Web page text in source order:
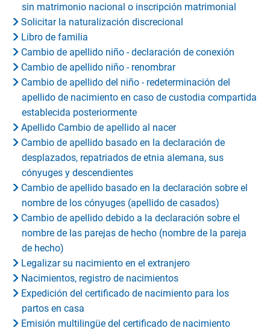
sin matrimonio nacional o inscripción matrimonial
Solicitar la naturalización discrecional
Libro de familia
Cambio de apellido niño - declaración de conexión
Cambio de apellido niño - renombrar
Cambio de apellido del niño - redeterminación del
apellido de nacimiento en caso de custodia compartida
establecida posteriormente
Apellido Cambio de apellido al nacer
Cambio de apellido basado en la declaración de
desplazados, repatriados de etnia alemana, sus
cónyuges y descendientes
Cambio de apellido basado en la declaración sobre el
nombre de los cónyuges (apellido de casados)
Cambio de apellido debido a la declaración sobre el
nombre de las parejas de hecho (nombre de la pareja
de hecho)
Legalizar su nacimiento en el extranjero
Nacimientos, registro de nacimientos
Expedición del certificado de nacimiento para los
partos en casa
Emisión multilingüe del certificado de nacimiento